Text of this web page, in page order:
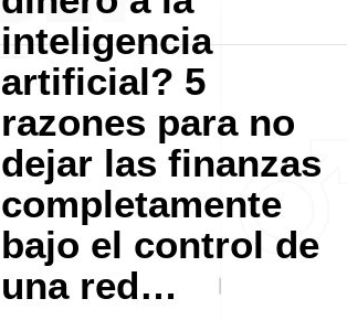
inteligencia
artificial? 5
razones para no
dejar las finanzas
completamente
bajo el control de
una red…